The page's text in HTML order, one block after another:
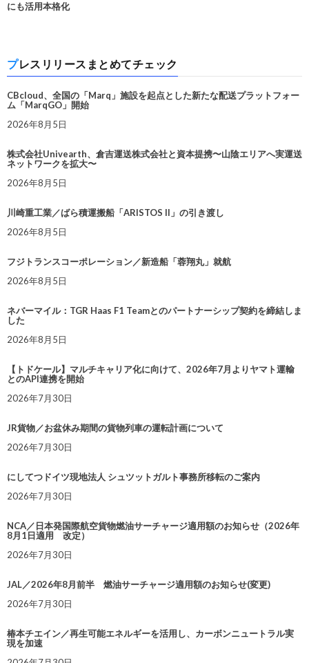
にも活用本格化
プレスリリースまとめてチェック
CBcloud、全国の「Marq」施設を起点とした新たな配送プラットフォー
ム「MarqGO」開始
2026年8月5日
株式会社Univearth、倉吉運送株式会社と資本提携〜山陰エリアへ実運送
ネットワークを拡大〜
2026年8月5日
川崎重工業／ばら積運搬船「ARISTOS II」の引き渡し
2026年8月5日
フジトランスコーポレーション／新造船「蓉翔丸」就航
2026年8月5日
ネバーマイル：TGR Haas F1 Teamとのパートナーシップ契約を締結しま
した
2026年8月5日
【トドケール】マルチキャリア化に向けて、2026年7月よりヤマト運輸
とのAPI連携を開始
2026年7月30日
JR貨物／お盆休み期間の貨物列車の運転計画について
2026年7月30日
にしてつドイツ現地法人 シュツットガルト事務所移転のご案内
2026年7月30日
NCA／日本発国際航空貨物燃油サーチャージ適用額のお知らせ（2026年
8月1日適用 改定）
2026年7月30日
JAL／2026年8月前半 燃油サーチャージ適用額のお知らせ(変更)
2026年7月30日
椿本チエイン／再生可能エネルギーを活用し、カーボンニュートラル実
現を加速